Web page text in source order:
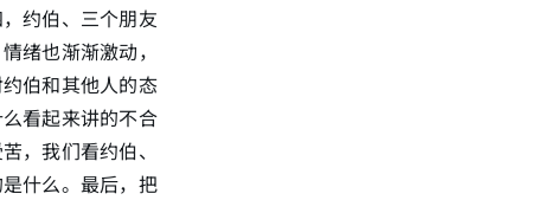
约伯、三个朋友
绪也渐渐激动，
伯和其他人的态
看起来讲的不合
，我们看约伯、
什么。最后，把